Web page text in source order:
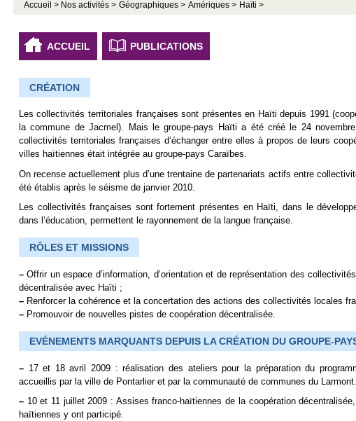
Accueil > Nos activités > Géographiques > Amériques > Haïti >
ACCUEIL PUBLICATIONS
CRÉATION
Les collectivités territoriales françaises sont présentes en Haïti depuis 1991
la commune de Jacmel). Mais le groupe-pays Haïti a été créé le 24
collectivités territoriales françaises d’échanger entre elles à propos de leurs
villes haïtiennes était intégrée au groupe-pays Caraïbes.
On recense actuellement plus d’une trentaine de partenariats actifs entre
été établis après le séisme de janvier 2010.
Les collectivités françaises sont fortement présentes en Haïti, dans le
dans l’éducation, permettent le rayonnement de la langue française.
RÔLES ET MISSIONS
–Offrir un espace d’information, d’orientation et de représentation des
décentralisée avec Haïti ;
–Renforcer la cohérence et la concertation des actions des collectivités locales
–Promouvoir de nouvelles pistes de coopération décentralisée.
EVÉNEMENTS MARQUANTS DEPUIS LA CRÉATION DU GROUPE-
–17 et 18 avril 2009 : réalisation des ateliers pour la préparation du
accueillis par la ville de Pontarlier et par la communauté de communes du Larmont.
–10 et 11 juillet 2009 : Assises franco-haïtiennes de la coopération
haïtiennes y ont participé.